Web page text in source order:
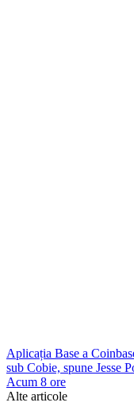
Aplicația Base a
sub Cobie, spune Jesse
Acum 8 ore
Alte articole